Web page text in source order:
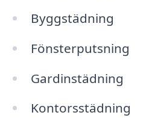
Byggstädning
Fönsterputsning
Gardinstädning
Kontorsstädning